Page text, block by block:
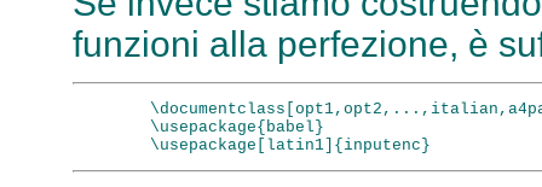
funzioni alla perfezione, è
        \usepackage{babel}